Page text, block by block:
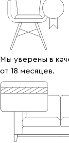
Мы уверены в
от 18 месяцев.